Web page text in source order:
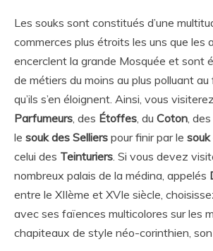
Les souks sont constitués d’une
commerces plus étroits les uns que les
encerclent la grande Mosquée et sont
de métiers du moins au plus polluant
qu’ils s’en éloignent. Ainsi, vous
Parfumeurs, des Étoffes, du Coton, des
le souk des Selliers pour finir par le
celui des Teinturiers. Si vous devez
nombreux palais de la médina, appelés
entre le XIIème et XVIe siècle,
avec ses faïences multicolores sur les
chapiteaux de style néo-corinthien,